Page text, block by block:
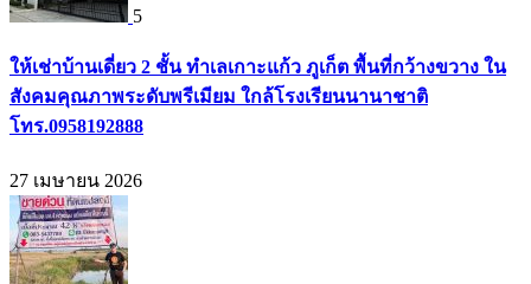
5
ให้เช่าบ้านเดี่ยว 2 ชั้น ทำเลเกาะแก้ว ภูเก็ต พื้นที่กว้างขวาง ใน
สังคมคุณภาพระดับพรีเมียม ใกล้โรงเรียนนานาชาติ
โทร.0958192888
27 เมษายน 2026